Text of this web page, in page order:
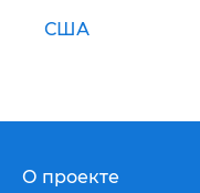
США
О проекте